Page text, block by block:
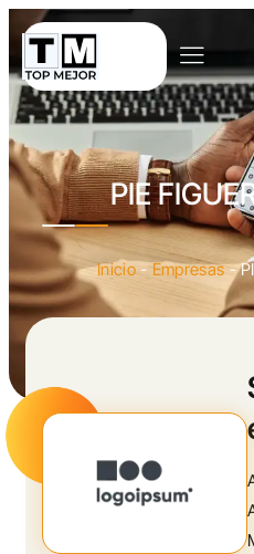
PIE
Inicio-Empresas-